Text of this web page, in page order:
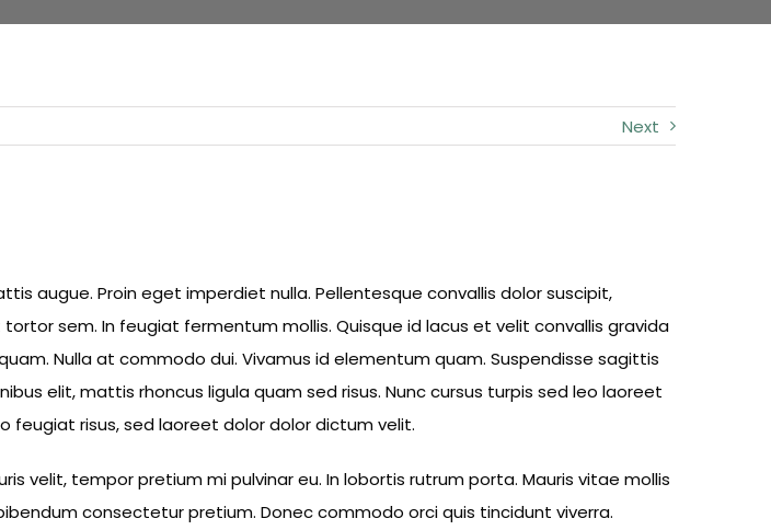
Next
augue. Proin eget imperdiet nulla. Pellentesque convallis dolor suscipit,
sem. In feugiat fermentum mollis. Quisque id lacus et velit convallis gravida
Nulla at commodo dui. Vivamus id elementum quam. Suspendisse sagittis
elit, mattis rhoncus ligula quam sed risus. Nunc cursus turpis sed leo laoreet
feugiat risus, sed laoreet dolor dolor dictum velit.
velit, tempor pretium mi pulvinar eu. In lobortis rutrum porta. Mauris vitae mollis
consectetur pretium. Donec commodo orci quis tincidunt viverra.